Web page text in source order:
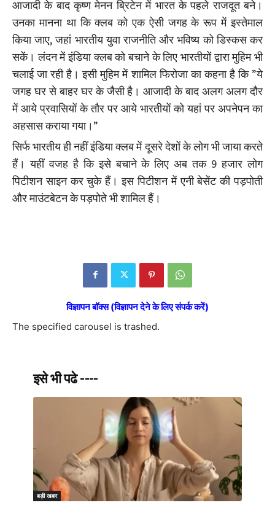
आजादी के बाद कृष्ण मेनन ब्रिटेन में भारत के पहले राजदूत बने।
उनका मानना था कि क्लब को एक ऐसी जगह के रूप में इस्तेमाल
किया जाए, जहां भारतीय युवा राजनीति और भविष्य को डिस्कस कर
सकें। लंदन में इंडिया क्लब को बचाने के लिए भारतीयों द्वारा मुहिम भी
चलाई जा रही है। इसी मुहिम में शामिल फिरोजा का कहना है कि ”ये
जगह घर से बाहर घर के जैसी है। आजादी के बाद अलग अलग दौर
में आये प्रवासियों के तौर पर आये भारतीयों को यहां पर अपनेपन का
अहसास कराया गया।”
सिर्फ भारतीय ही नहीं इंडिया क्लब में दूसरे देशों के लोग भी जाया करते
हैं। यहीं वजह है कि इसे बचाने के लिए अब तक 9 हजार लोग
पिटीशन साइन कर चुके हैं। इस पिटीशन में एनी बेसेंट की पड़पोती
और माउंटबेटन के पड़पोते भी शामिल हैं।
विज्ञापन बॉक्स (विज्ञापन देने के लिए संपर्क करें)
The specified carousel is trashed.
इसे भी पढे ----
बड़ी खबर